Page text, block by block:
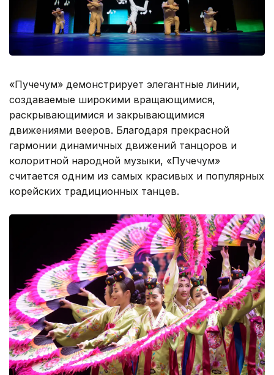
«Пучечум» демонстрирует элегантные линии,
создаваемые широкими вращающимися,
раскрывающимися и закрывающимися
движениями вееров. Благодаря прекрасной
гармонии динамичных движений танцоров и
колоритной народной музыки, «Пучечум»
считается одним из самых красивых и популярных
корейских традиционных танцев.